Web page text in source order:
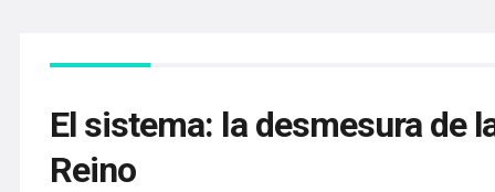
El sistema: la desmesura de
Reino